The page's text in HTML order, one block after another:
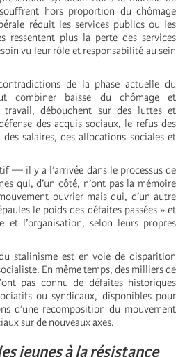
hors proportion du chômage
réduit les services publics ou les
ressentent plus la perte des services
vu leur rôle et responsabilité au sein
de la phase actuelle du
combiner baisse du chômage et
débouchent sur des luttes et
des acquis sociaux, le refus des
salaires, des allocations sociales et
— il y a l’arrivée dans le processus de
qui, d’un côté, n’ont pas la mémoire
ouvrier mais qui, d’un autre
le poids des défaites passées » et
l’organisation, selon leurs propres
stalinisme est en voie de disparition
En même temps, des milliers de
pas connu de défaites historiques
ou syndicaux, disponibles pour
d’une recomposition du mouvement
sur de nouveaux axes.
jeunes à la résistance